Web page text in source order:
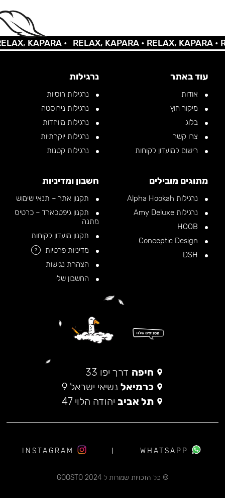
KAPARA • RELAX, KAPARA •RELAX, KAPARA •
עוד באתר
אודות
מיקור חוץ
בלוג
צרו קשר
רישום למועדון לקוחות
נרגילות
נרגילות רוסיות
נרגילות נירוסטה
נרגילות מיוחדות
נרגילות יוקרתיות
נרגילות קטנות
מתוגים מובילים
נרגילות Alpha Hookah
נרגילות Amy Deluxe
חשבון ומדיניות
תקנון אתר – תנאי שימוש
תקנון גיפטכארד – כרטיס
מתנה
תקנון מועדון לקוחות
מדיניות פרטיות
?
הצהרת נגישות
החשבון שלי
חיפה דרך יפו 33
כרמיאל נשיאי ישראל 9
תל אביב יהודה הלוי 47
© כל הזכויות שמורות ל 2024 GOOSTO
WHATSAPP
INSTAGRAM